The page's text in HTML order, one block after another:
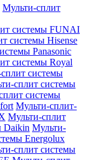
Мульти-сплит
системы FUNAI
системы Hisense
Panasonic
системы Royal
системы
сплит системы
системы
Мульти-сплит-
Мульти-сплит
Daikin Мульти-
Energolux
сплит системы